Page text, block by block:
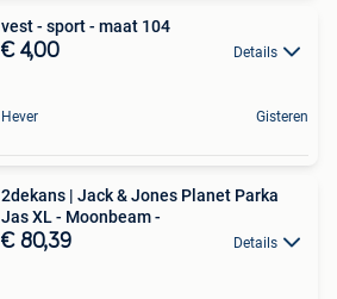
vest - sport - maat 104
€ 4,00 Details
Hever Gisteren
2dekans | Jack & Jones Planet Parka
Jas XL - Moonbeam -
€ 80,39 Details